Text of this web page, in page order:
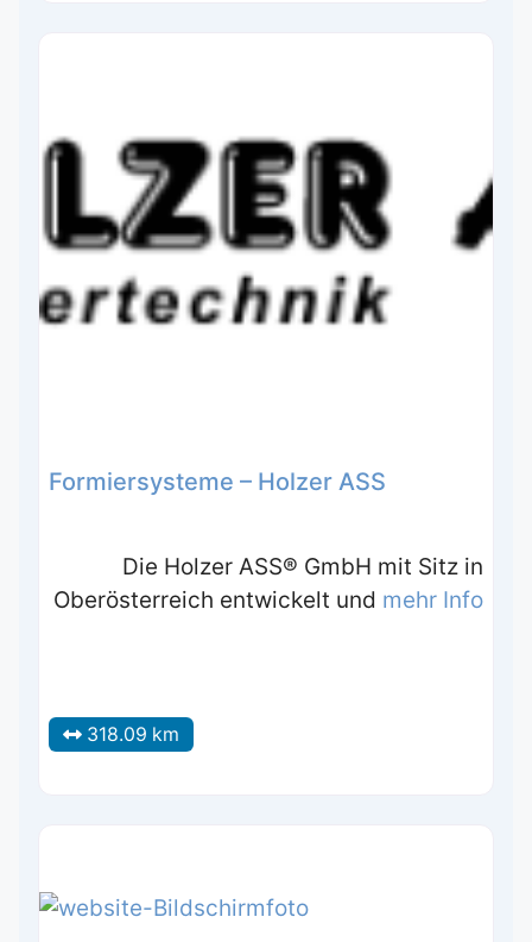
Formiersysteme – Holzer ASS
Die Holzer ASS® GmbH mit Sitz in
Oberösterreich entwickelt und mehr Info
318.09 km